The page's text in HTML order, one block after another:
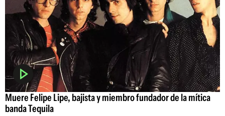
Muere Felipe Lipe, bajista y miembro fundador de la mítica
banda Tequila